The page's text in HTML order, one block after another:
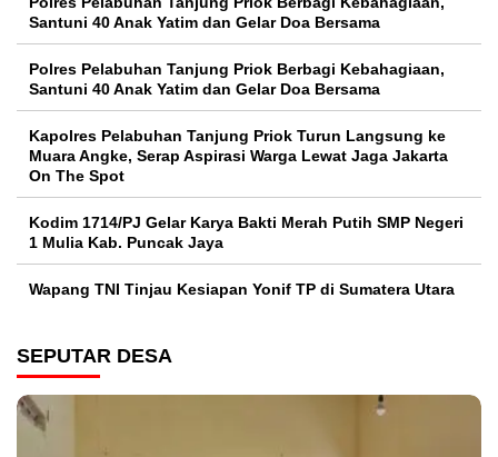
Santuni 40 Anak Yatim dan Gelar Doa Bersama
Polres Pelabuhan Tanjung Priok Berbagi Kebahagiaan,
Santuni 40 Anak Yatim dan Gelar Doa Bersama
Kapolres Pelabuhan Tanjung Priok Turun Langsung ke
Muara Angke, Serap Aspirasi Warga Lewat Jaga Jakarta
On The Spot
Kodim 1714/PJ Gelar Karya Bakti Merah Putih SMP Negeri
1 Mulia Kab. Puncak Jaya
Wapang TNI Tinjau Kesiapan Yonif TP di Sumatera Utara
SEPUTAR DESA